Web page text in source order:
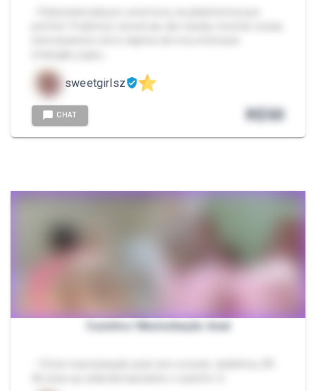
sweetgirlsz
CHAT R$50
Cuzinho/ Masturbação Anal